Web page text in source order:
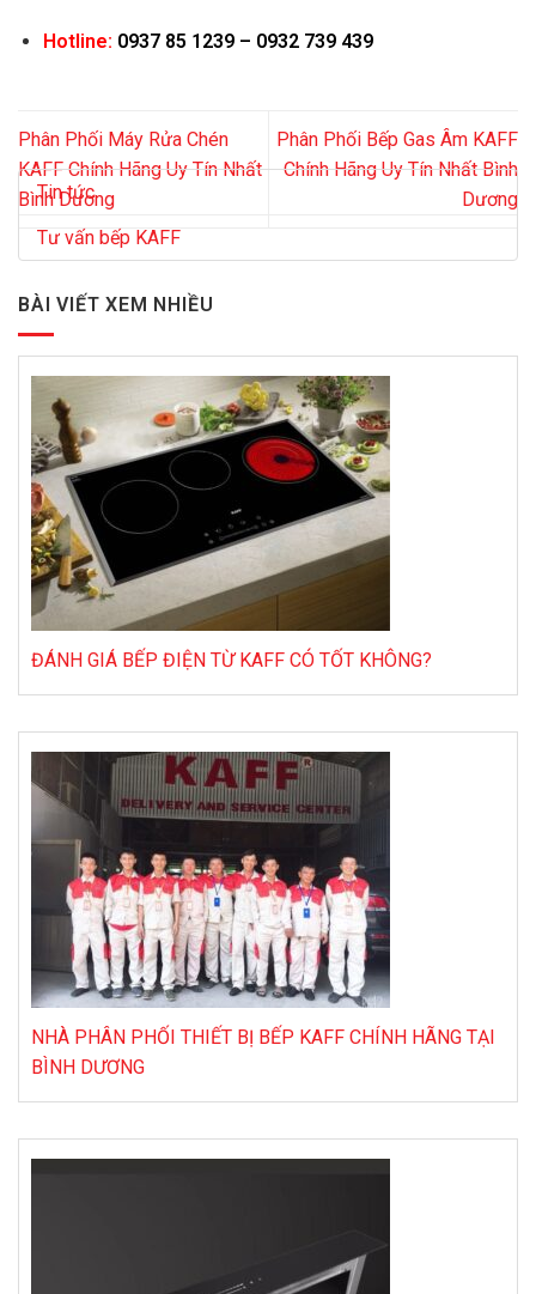
Hotline: 0937 85 1239 – 0932 739 439
Phân Phối Máy Rửa Chén
KAFF Chính Hãng Uy Tín Nhất
Bình Dương
Phân Phối Bếp Gas Âm KAFF
Chính Hãng Uy Tín Nhất Bình
Dương
Tin tức
Tư vấn bếp KAFF
BÀI VIẾT XEM NHIỀU
ĐÁNH GIÁ BẾP ĐIỆN TỪ KAFF CÓ TỐT KHÔNG?
NHÀ PHÂN PHỐI THIẾT BỊ BẾP KAFF CHÍNH HÃNG TẠI
BÌNH DƯƠNG